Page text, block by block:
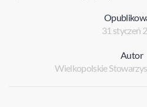
31 styczeń
Autor
Wielkopolskie